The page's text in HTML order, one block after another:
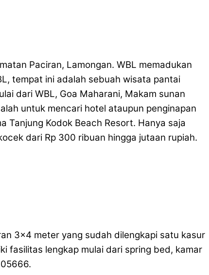
Paciran, Lamongan. WBL memadukan
tempat ini adalah sebuah wisata pantai
dari WBL, Goa Maharani, Makam sunan
untuk mencari hotel ataupun penginapan
Tanjung Kodok Beach Resort. Hanya saja
dari Rp 300 ribuan hingga jutaan rupiah.
3×4 meter yang sudah dilengkapi satu kasur
fasilitas lengkap mulai dari spring bed, kamar